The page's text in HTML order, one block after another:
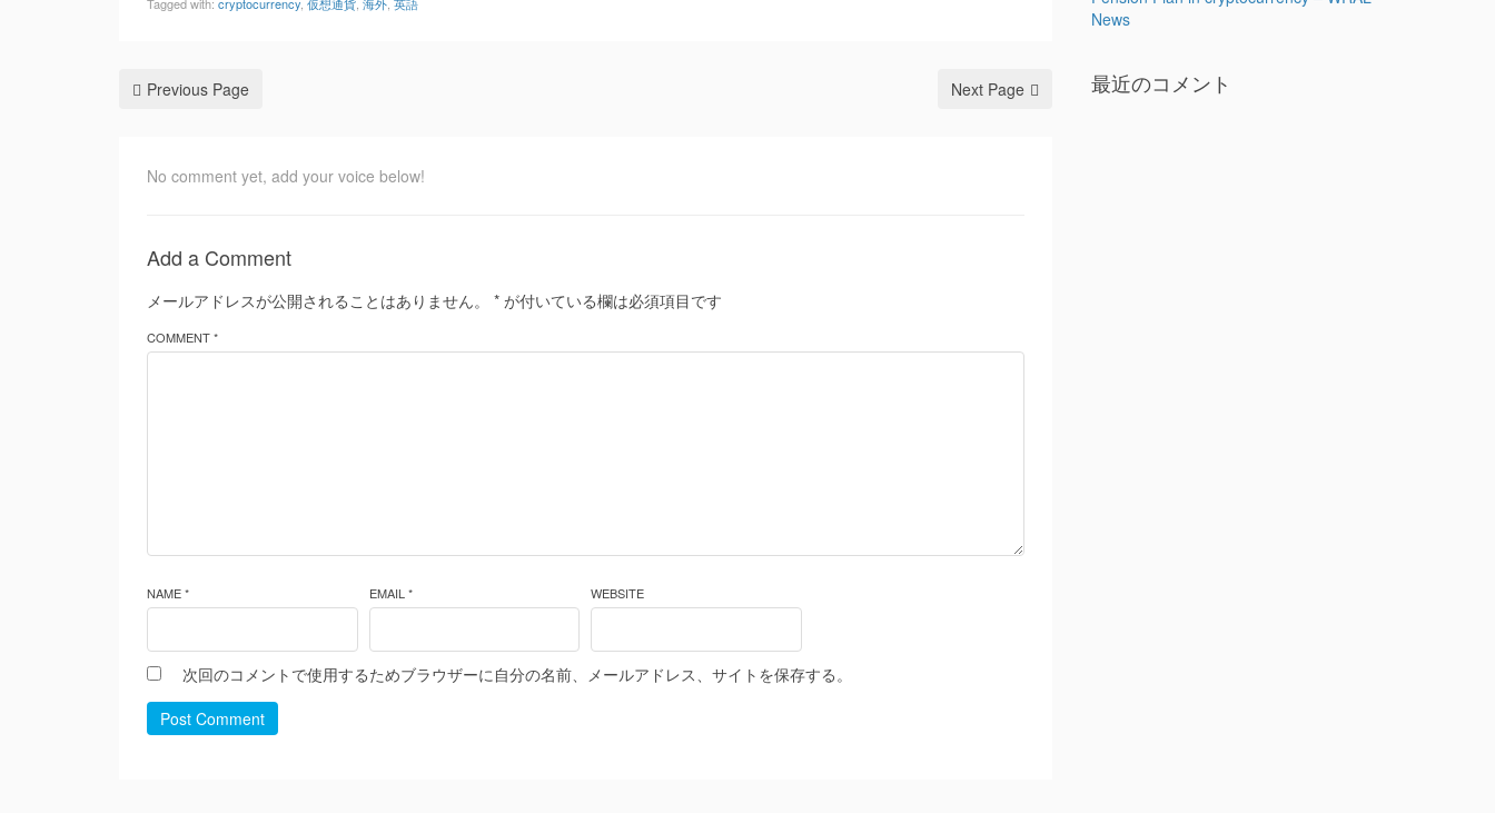
Previous Page Next Page
No comment yet, add your voice below!
Add a Comment
メールアドレスが公開されることはありません。 * が付いている欄は必須項目です
COMMENT *
NAME * EMAIL * WEBSITE
次回のコメントで使用するためブラウザーに自分の名前、メールアドレス、サイトを保存する。
Post Comment
News
最近のコメント